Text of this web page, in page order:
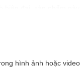
giá vô cùng hấp dẫn."
hình ảnh hoặc